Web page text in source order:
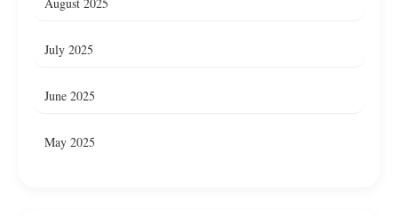
July 2025
June 2025
May 2025